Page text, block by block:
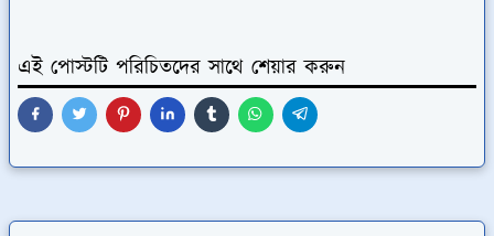
এই পোস্টটি পরিচিতদের সাথে শেয়ার করুন